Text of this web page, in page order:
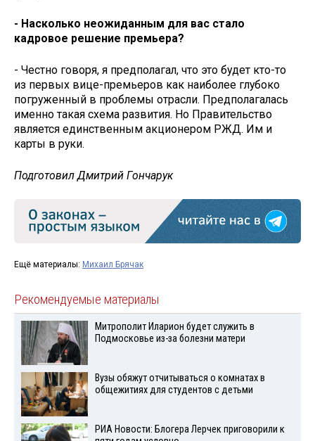
- Насколько неожиданным для вас стало
кадровое решение премьера?
- Честно говоря, я предполагал, что это будет кто-то
из первых вице-премьеров как наиболее глубоко
погруженный в проблемы отрасли. Предполагалась
именно такая схема развития. Но Правительство
является единственным акционером РЖД. Им и
карты в руки.
Подготовил Дмитрий Гончарук
Ещё материалы: Михаил Брячак
Рекомендуемые материалы
Митрополит Иларион будет служить в
Подмосковье из-за болезни матери
Вузы обяжут отчитываться о комнатах в
общежитиях для студентов с детьми
РИА Новости: Блогера Лерчек приговорили к